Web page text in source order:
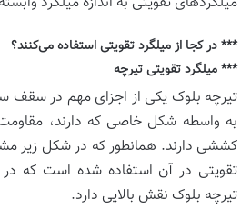
*** در کجا از میلگرد تقویتی استفاده می‌کنند؟
*** میلگرد تقویتی تیرچه
تیرچه بلوک یکی از اجزای مهم در سقف
به واسطه شکل خاصی که دارند، مقاومت
کششی دارند. همانطور که در شکل زیر
تقویتی در آن استفاده شده است که
تیرچه بلوک نقش بالایی دارد.